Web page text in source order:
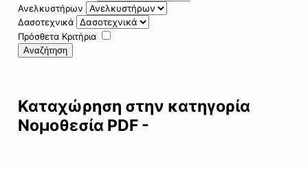
Ανελκυστήρων
Δασοτεχνικά
Πρόσθετα Κριτήρια
Αναζήτηση
Καταχώρηση στην κατηγορία
Νομοθεσία PDF -